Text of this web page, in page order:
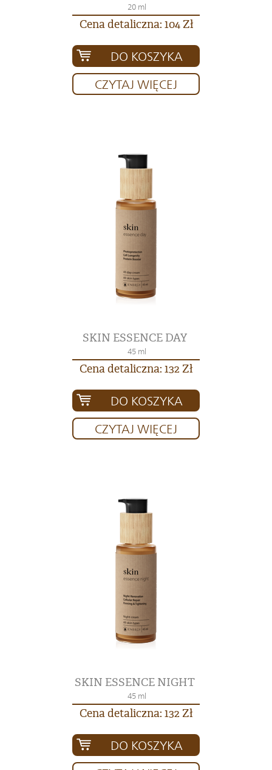
20 ml
Cena detaliczna: 104 Zł
DO KOSZYKA
CZYTAJ WIĘCEJ
SKIN ESSENCE DAY
45 ml
Cena detaliczna: 132 Zł
DO KOSZYKA
CZYTAJ WIĘCEJ
SKIN ESSENCE NIGHT
45 ml
Cena detaliczna: 132 Zł
DO KOSZYKA